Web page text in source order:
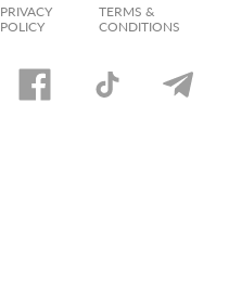
PRIVACY
POLICY
TERMS &
CONDITIONS